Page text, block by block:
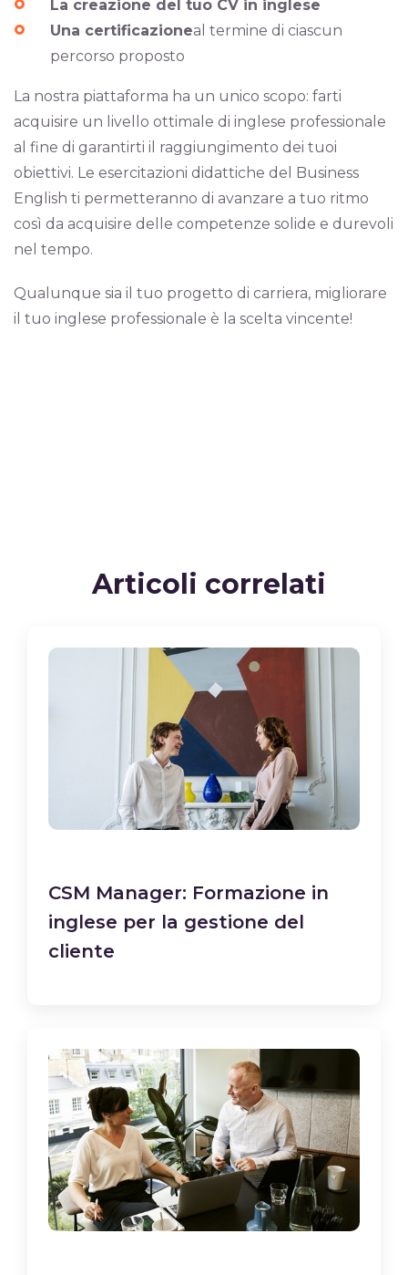
La creazione del tuo CV in inglese
Una certificazioneal termine di ciascun
percorso proposto
La nostra piattaforma ha un unico scopo: farti
acquisire un livello ottimale di inglese professionale
al fine di garantirti il raggiungimento dei tuoi
obiettivi. Le esercitazioni didattiche del Business
English ti permetteranno di avanzare a tuo ritmo
così da acquisire delle competenze solide e durevoli
nel tempo.
Qualunque sia il tuo progetto di carriera, migliorare
il tuo inglese professionale è la scelta vincente!
Articoli correlati
CSM Manager: Formazione in
inglese per la gestione del
cliente